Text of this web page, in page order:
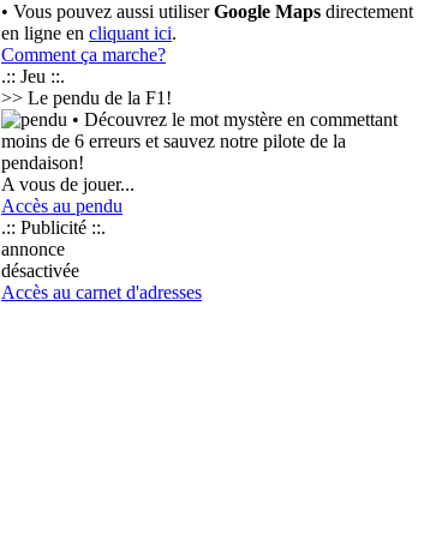
• Vous pouvez aussi utiliserGoogle Maps directement
en ligne en cliquant ici.
Comment ça marche?
.:: Jeu ::.
>> Le pendu de la F1!
• Découvrez le mot mystère en commettant
moins de 6 erreurs et sauvez notre pilote de la
pendaison!
A vous de jouer...
Accès au pendu
.:: Publicité ::.
annonce
désactivée
Accès au carnet d'adresses